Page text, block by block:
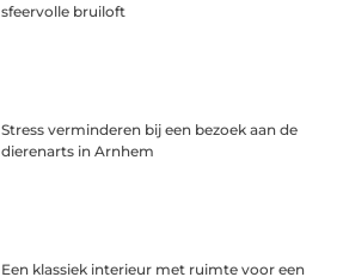
sfeervolle bruiloft
Stress verminderen bij een bezoek aan de
dierenarts in Arnhem
Een klassiek interieur met ruimte voor een